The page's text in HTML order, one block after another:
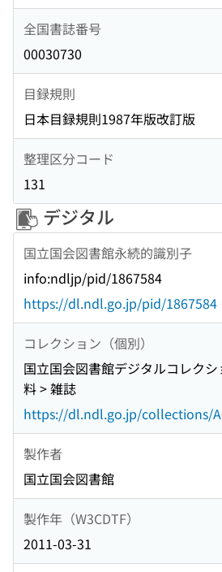
全国書誌番号
00030730
目録規則
日本目録規則1987年版改訂版
整理区分コード
131
デジタル
国立国会図書館永続的識別子
info:ndljp/pid/1867584
https://dl.ndl.go.jp/pid/1867584
コレクション（個別）
国立国会図書館デジタルコレク
料 > 雑誌
https://dl.ndl.go.jp/collections/
製作者
国立国会図書館
製作年（W3CDTF）
2011-03-31